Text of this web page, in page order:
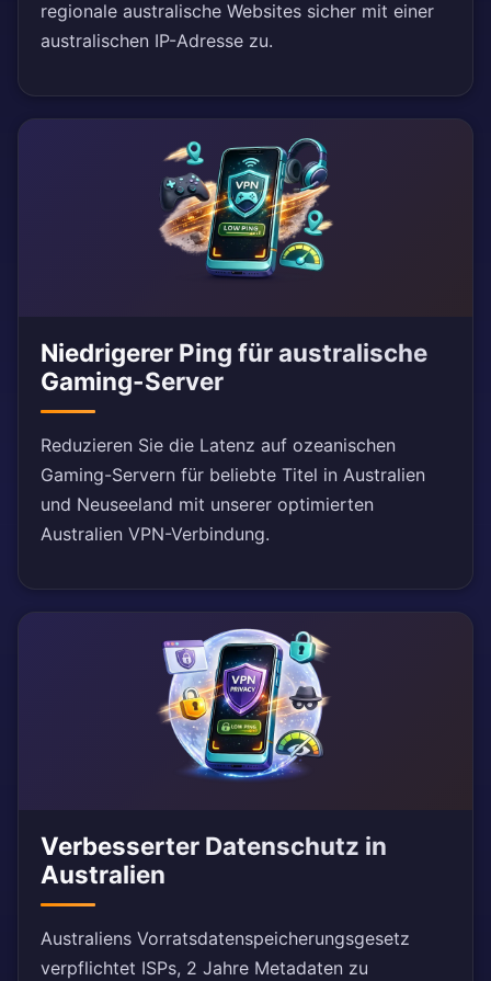
regionale australische Websites sicher mit einer
australischen IP-Adresse zu.
Niedrigerer Ping für australische
Gaming-Server
Reduzieren Sie die Latenz auf ozeanischen
Gaming-Servern für beliebte Titel in Australien
und Neuseeland mit unserer optimierten
Australien VPN-Verbindung.
Verbesserter Datenschutz in
Australien
Australiens Vorratsdatenspeicherungsgesetz
verpflichtet ISPs, 2 Jahre Metadaten zu